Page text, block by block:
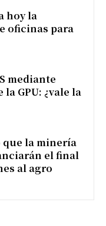
hoy la
oficinas para
mediante
GPU: ¿vale la
la minería
el final
al agro